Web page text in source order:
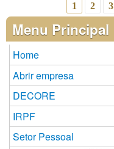
Páginas
1 2 3
Menu Principal
Home
Abrir empresa
DECORE
IRPF
Setor Pessoal